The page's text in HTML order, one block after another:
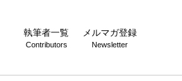
執筆者一覧
Contributors
メルマガ登録
Newsletter